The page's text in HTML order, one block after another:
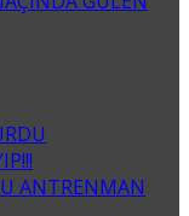
ANTRENMAN